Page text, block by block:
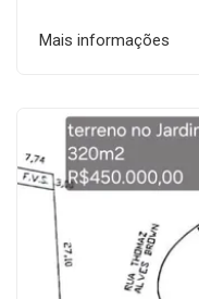
Mais informações